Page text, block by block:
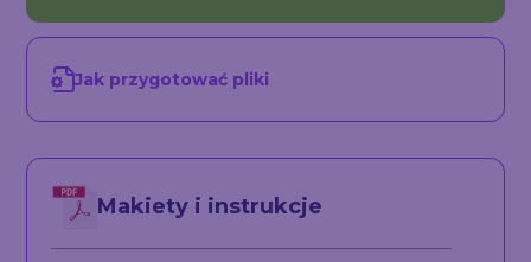
Jak przygotować pliki
Makiety i instrukcje